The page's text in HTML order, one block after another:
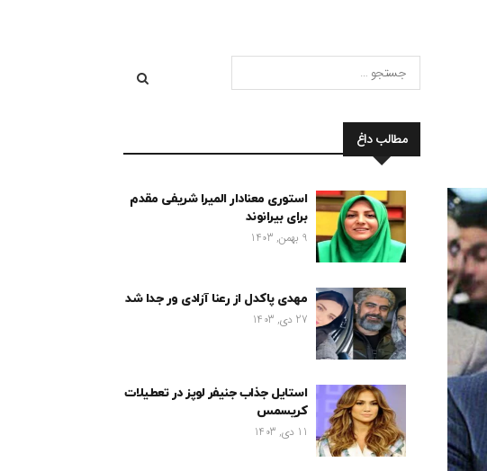
مطالب داغ
استوری معنادار المیرا شریفی مقدم
برای بیرانوند
9 بهمن, 1403
مهدی پاکدل از رعنا آزادی ور جدا شد
27 دی, 1403
استایل جذاب جنیفر لوپز در تعطیلات
کریسمس
11 دی, 1403